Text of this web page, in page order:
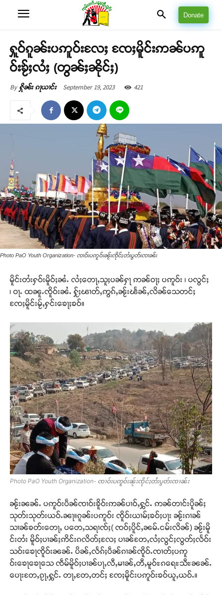
Donate
ႁူဝ်ၵူၼ်းပဢူဝ်းလႄႈ ၸႄႈမိူင်းဢၼ်ပဢူ
ဝ်းၶႂ်ႈလႆႈ (တွၼ်ႈၼိုင်ႈ)
By ႁိုၼ်း ၵႃယၢင်း September 19, 2023 421
Photo PaO Youth Organization- ၸၢဝ်းပဢူဝ်းၼႂ်းၸိုင်ႈတႆးပွတ်းၸၢၼ်း
မိူင်းတႆးႁဝ်းမိူဝ်ႈၼႆႉ လႆႈတေႃႇသူႈပၼ်ႁႃ ဢၼ်ဝႃႈ ပဢူဝ်း ၊ ပလွင်ႈ
၊ ဝႃႉ ထၼူႉၸိူဝ်းၼႆႉ ႁႂ်ႈၽၢတ်ႇဢွၵ်ႇၼႂ်းၽႅၼ်ႇလိၼ်သေတင်ႈ
ၸႄႈမိူင်းမႂ်ႇႁင်းၶေႃႈၶဝ်။
Photo PaO Youth Organization- ၸၢဝ်းပဢူဝ်းၼႂ်းၸိုင်ႈတႆးပွတ်းၸၢၼ်း
ၼႂ်းၼၼ်ႉ ပဢူဝ်းပဵၼ်ၸၢဝ်းၶိူဝ်းဢၼ်ပၢဝ်ႇႁွင်ႉ ဢၼ်တၢင်းပိူၼ်ႈ
သုတ်းသုတ်းယဝ်ႉၼႃ။ၵူၼ်းပဢူဝ်း ၸိူဝ်းယၢမ်ႈၶဝ်ႈပႃး ၼႂ်းၵၢၼ်
သၢၼ်ၶတ်းတေႃႇ ပတေႇသရၢၸ်ႈ( ၸဝ်ႈပိူင်ႇၼမ်ႉငမ်းလိၼ်) ၼႂ်းမိူ
င်းတႆး မိူဝ်ႈပၢၼ်ႈဢိင်းၵလိတ်ႈလႄႈ ပၢၼ်တႄႇလႆႈလွင်ႈလွတ်ႈလႅဝ်း
သဝ်းၶေႃၸိူဝ်းၼၼ်ႉ ပိၼ်ႇလႅၵ်ႈပဵၼ်ၵၢၼ်ၸိူဝ်ႉၸၢတ်ႈပဢူ
ဝ်းၶေႃၶေႃသေ ၸဵမ်မိူဝ်ႈပၢၼ်ပႃႇလီႇမၢၼ်ႇတီႇမူဝ်ႊၵရေႊသီႊၼၼ်ႉ
ပေႃးတႄႇၵႂႃႇႁွင်ႉ တႃႇတႄႇတင်ႈ ၸႄႈမိူင်းပဢူဝ်းၶဝ်ယူႇယဝ်ႉ။